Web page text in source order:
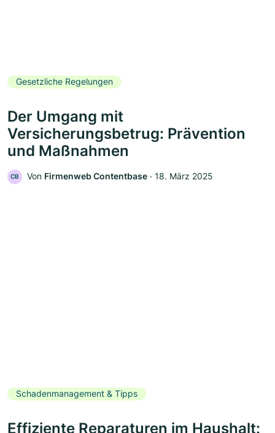
Gesetzliche Regelungen
Der Umgang mit
Versicherungsbetrug: Prävention
und Maßnahmen
CB Von Firmenweb Contentbase ‧ 18. März 2025
Schadenmanagement & Tipps
Effiziente Reparaturen im Haushalt: